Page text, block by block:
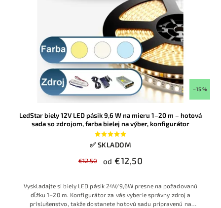
–15 %
LedStar biely 12V LED pásik 9,6 W na mieru 1–20 m – hotová
sada so zdrojom, farba bielej na výber, konfigurátor
✅ SKLADOM
€12,50 od €12,50
Vyskladajte si biely LED pásik 24V/9,6W presne na požadovanú
dĺžku 1–20 m. Konfigurátor za vás vyberie správny zdroj a
príslušenstvo, takže dostanete hotovú sadu pripravenú na